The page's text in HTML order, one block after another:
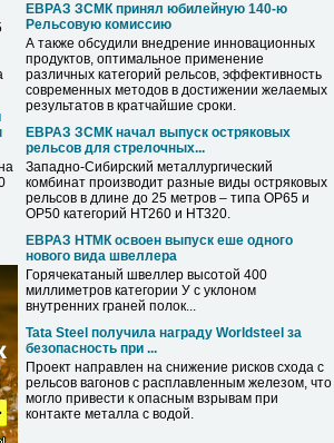
ЕВРАЗ ЗСМК принял юбилейную 140-ю
Рельсовую комиссию
А также обсудили внедрение инновационных
продуктов, оптимальное применение
различных категорий рельсов, эффективность
современных методов в достижении желаемых
результатов в кратчайшие сроки.
ЕВРАЗ ЗСМК начал выпуск остряковых
рельсов для стрелочных...
Западно-Сибирский металлургический
комбинат производит разные виды остряковых
рельсов в длине до 25 метров – типа ОР65 и
ОР50 категорий НТ260 и НТ320.
ЕВРАЗ НТМК освоен выпуск еше одного
нового вида швеллера
Горячекатаный швеллер высотой 400
миллиметров категории У с уклоном
внутренних граней полок...
Tata Steel получила награду Worldsteel за
безопасность при ...
Проект направлен на снижение рисков схода с
рельсов вагонов с расплавленным железом, что
могло привести к опасным взрывам при
контакте металла с водой.